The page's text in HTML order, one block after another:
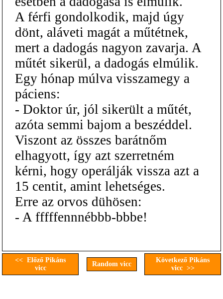
A férfi gondolkodik, majd úgy
dönt, aláveti magát a műtétnek,
mert a dadogás nagyon zavarja. A
műtét sikerül, a dadogás elmúlik.
Egy hónap múlva visszamegy a
páciens:
- Doktor úr, jól sikerült a műtét,
azóta semmi bajom a beszéddel.
Viszont az összes barátnőm
elhagyott, így azt szerretném
kérni, hogy operálják vissza azt a
15 centit, amint lehetséges.
Erre az orvos dühösen:
- A fffffennnébbb-bbbe!
<< Előző Pikáns
vicc
Random vicc
Következő Pikáns
vicc >>